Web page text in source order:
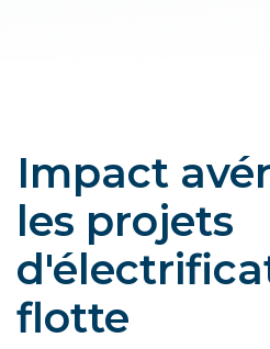
Impact
les projets
flotte